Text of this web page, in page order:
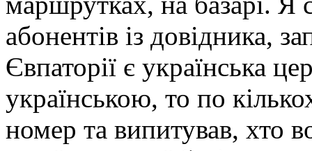
абонентів із довідника,
Євпаторії є українська
українською, то по
номер та випитував, хто